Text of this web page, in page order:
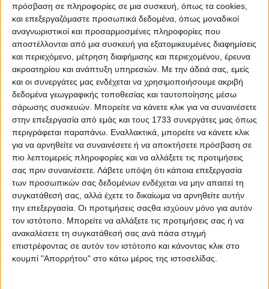
πρόσβαση σε πληροφορίες σε μια συσκευή, όπως τα cookies,
και επεξεργαζόμαστε προσωπικά δεδομένα, όπως μοναδικοί
αναγνωριστικοί και προσαρμοσμένες πληροφορίες που
αποστέλλονται από μια συσκευή για εξατομικευμένες διαφημίσεις
και περιεχόμενο, μέτρηση διαφήμισης και περιεχομένου, έρευνα
ακροατηρίου και ανάπτυξη υπηρεσιών. Με την άδειά σας, εμείς
και οι συνεργάτες μας ενδέχεται να χρησιμοποιήσουμε ακριβή
δεδομένα γεωγραφικής τοποθεσίας και ταυτοποίησης μέσω
σάρωσης συσκευών. Μπορείτε να κάνετε κλικ για να συναινέσετε
στην επεξεργασία από εμάς και τους 1733 συνεργάτες μας όπως
περιγράφεται παραπάνω. Εναλλακτικά, μπορείτε να κάνετε κλικ
για να αρνηθείτε να συναινέσετε ή να αποκτήσετε πρόσβαση σε
πιο λεπτομερείς πληροφορίες και να αλλάξετε τις προτιμήσεις
σας πριν συναινέσετε. Λάβετε υπόψη ότι κάποια επεξεργασία
των προσωπικών σας δεδομένων ενδέχεται να μην απαιτεί τη
συγκατάθεσή σας, αλλά έχετε το δικαίωμα να αρνηθείτε αυτήν
την επεξεργασία. Οι προτιμήσεις σαςθα ισχύουν μόνο για αυτόν
τον ιστότοπο. Μπορείτε να αλλάξετε τις προτιμήσεις σας ή να
ανακαλέσετε τη συγκατάθεσή σας ανά πάσα στιγμή
επιστρέφοντας σε αυτόν τον ιστότοπο και κάνοντας κλικ στο
κουμπί "Απορρήτου" στο κάτω μέρος της ιστοσελίδας.
00'
TRAILERS ΠΕΡΙΓΡΑΦΗ ΕΚΠΟΜΠΗΣ
Δεν βρέθηκαν αποτελέσματα.